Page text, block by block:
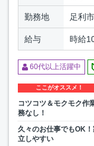
勤務地 足利市
給与 時給
60代以上活躍中
ここがオススメ！
コツコツ＆モクモク作
務なし！
久々のお仕事でもOK
立しやすい